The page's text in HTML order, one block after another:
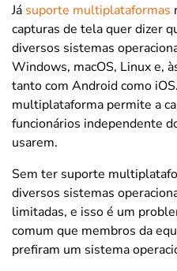
Já suporte multiplataformas
capturas de tela quer dizer
diversos sistemas
Windows, macOS, Linux e,
tanto com Android como
multiplataforma permite a
funcionários independente
usarem.
Sem ter suporte
diversos sistemas
limitadas, e isso é um
comum que membros da
prefiram um sistema